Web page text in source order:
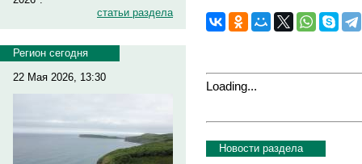
статьи раздела
Регион сегодня
22 Мая 2026, 13:30
Loading...
Новости раздела